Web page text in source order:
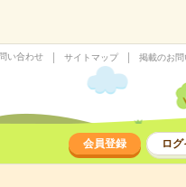
い合わせ サイトマップ 掲載のお問
会員登録 ロ